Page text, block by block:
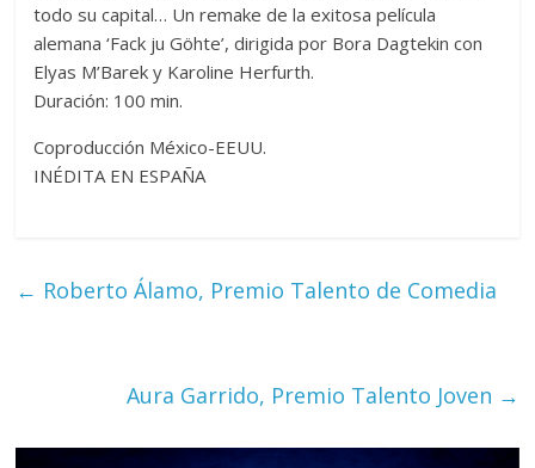
todo su capital… Un remake de la exitosa película
alemana ‘Fack ju Göhte’, dirigida por Bora Dagtekin con
Elyas M’Barek y Karoline Herfurth.
Duración: 100 min.
Coproducción México-EEUU.
INÉDITA EN ESPAÑA
← Roberto Álamo, Premio Talento de Comedia
Aura Garrido, Premio Talento Joven →